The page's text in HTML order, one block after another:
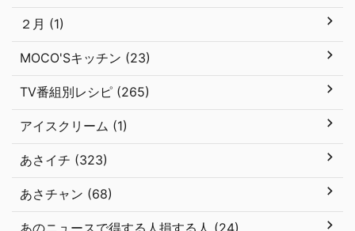
２月 (1)
MOCO'Sキッチン (23)
TV番組別レシピ (265)
アイスクリーム (1)
あさイチ (323)
あさチャン (68)
あのニュースで得する人損する人 (24)